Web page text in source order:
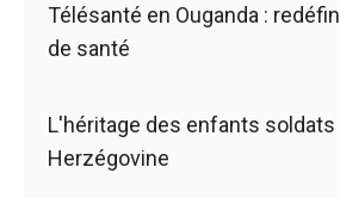
Télésanté en Ouganda :
de santé
L'héritage des enfants soldats
Herzégovine